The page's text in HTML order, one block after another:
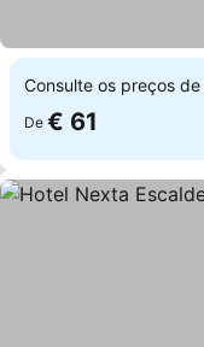
Consulte os preços de
De € 61